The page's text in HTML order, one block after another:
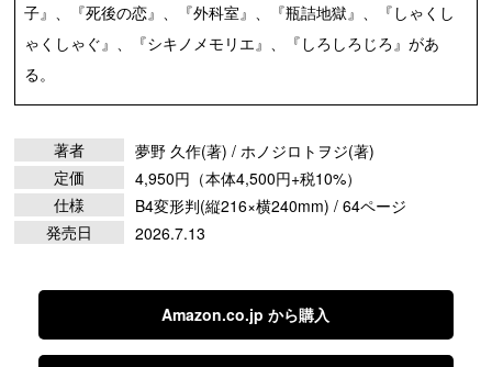
子』、『死後の恋』、『外科室』、『瓶詰地獄』、『しゃくし
ゃくしゃぐ』、『シキノメモリエ』、『しろしろじろ』があ
る。
著者
夢野 久作(著) / ホノジロトヲジ(著)
定価
4,950円（本体4,500円+税10%）
仕様
B4変形判(縦216×横240mm) / 64ページ
発売日
2026.7.13
Amazon.co.jp から購入